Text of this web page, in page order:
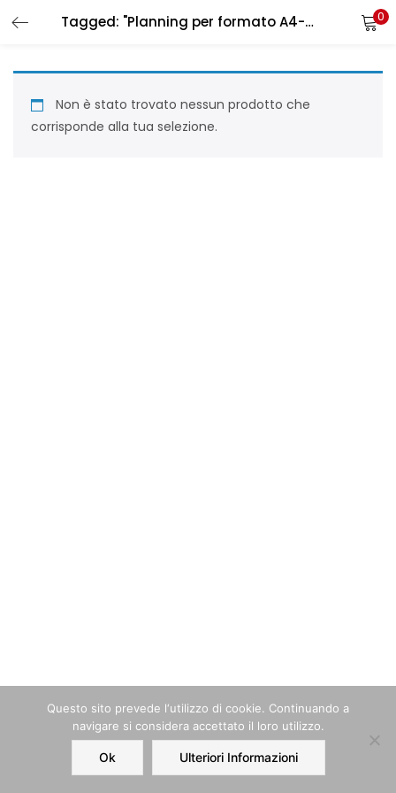
Tagged: "Planning per formato A4-A5 E 2/3 A4 con 10 scomparti" 0
Home Order Account
Non è stato trovato nessun prodotto che
corrisponde alla tua selezione.
LOGIN REGISTER
Questo sito prevede l‘utilizzo di cookie. Continuando a
navigare si considera accettato il loro utilizzo.
Ok Ulteriori Informazioni